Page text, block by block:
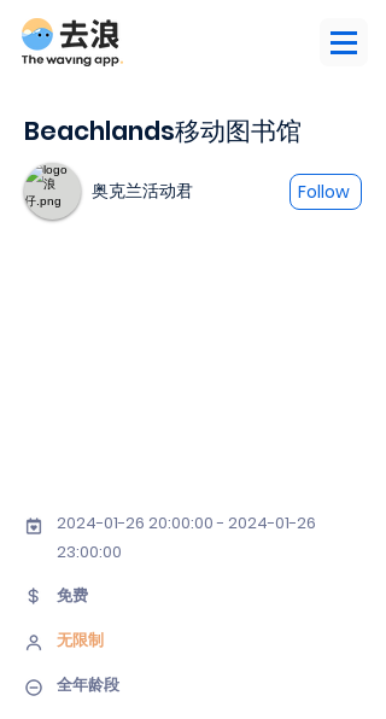
Beachlands移动图书馆
奥克兰活动君 Follow
2024-01-26 20:00:00 - 2024-01-26
23:00:00
免费
无限制
全年龄段